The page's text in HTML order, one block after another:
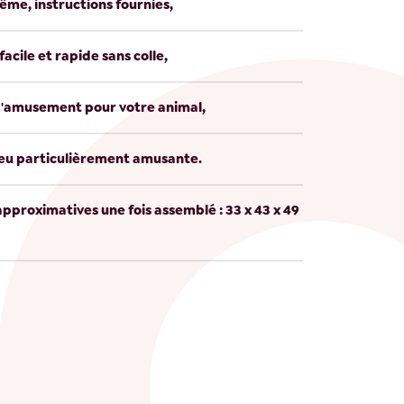
instructions fournies,
et rapide sans colle,
pour votre animal,
particulièrement amusante.
une fois assemblé : 33 x 43 x 49